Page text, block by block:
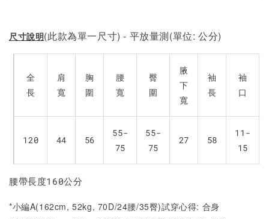
尺寸說明(此款為單一尺寸) - 平放量測(單位: 公分)
全
長
肩
寬
胸
圍
腰
寬
臀
圍
腋
下
寬
袖
長
袖
口
120 44 56
55-
75
55-
75
27 58
11-
15
腰帶長度160公分
*小編A(162cm, 52kg, 70D/24腰/35臀)試穿心得: 合身